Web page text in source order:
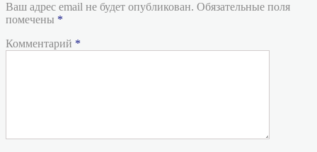
Ваш адрес email не будет опубликован. Обязательные поля
помечены *
Комментарий *